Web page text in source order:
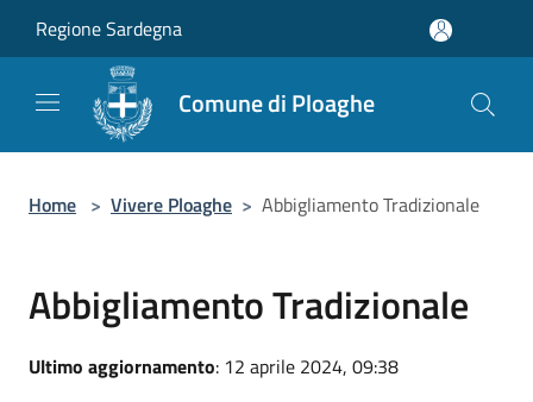
Regione Sardegna
Comune di Ploaghe
Home > Vivere Ploaghe > Abbigliamento Tradizionale
Abbigliamento Tradizionale
Ultimo aggiornamento: 12 aprile 2024, 09:38